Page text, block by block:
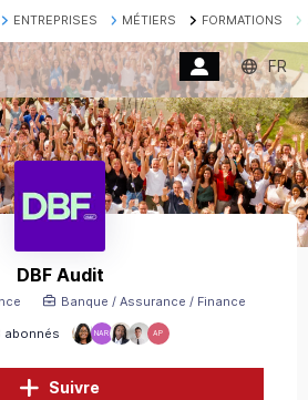
ENTREPRISES MÉTIERS FORMATIONS
FR
DBF Audit
abonnés NAR AP
Banque / Assurance / Finance
Suivre